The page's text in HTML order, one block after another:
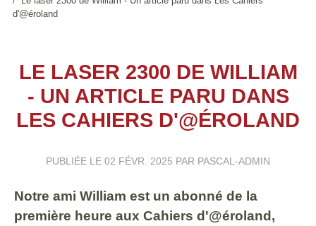
d'@éroland
LE LASER 2300 DE WILLIAM
- UN ARTICLE PARU DANS
LES CAHIERS D'@ÉROLAND
PUBLIÉE LE 02 FÉVR. 2025 PAR PASCAL-ADMIN
Notre ami William est un abonné de la
première heure aux Cahiers d'@éroland,